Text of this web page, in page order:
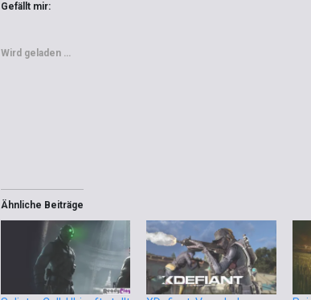
Gefällt mir:
Wird geladen …
Ähnliche Beiträge